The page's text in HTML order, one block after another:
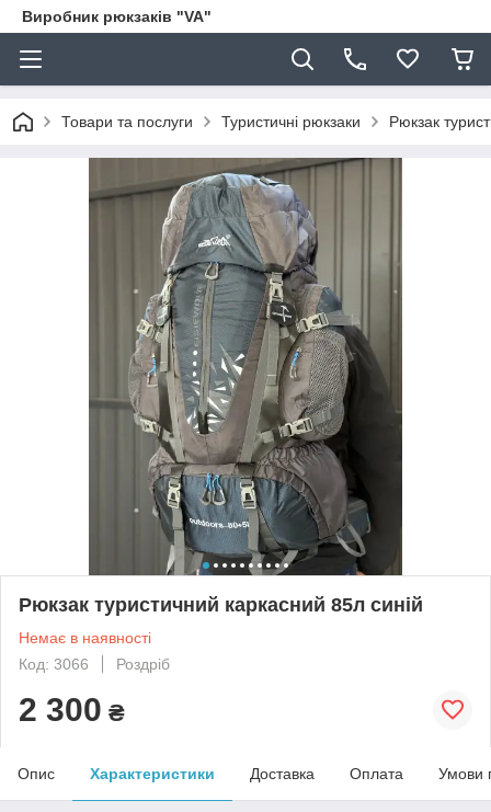
Виробник рюкзаків "VA"
Товари та послуги Туристичні рюкзаки Рюкзак
Рюкзак туристичний каркасний 85л синій
Немає в наявності
Код: 3066
Роздріб
2 300 ₴
Опис Характеристики Доставка Оплата Умови